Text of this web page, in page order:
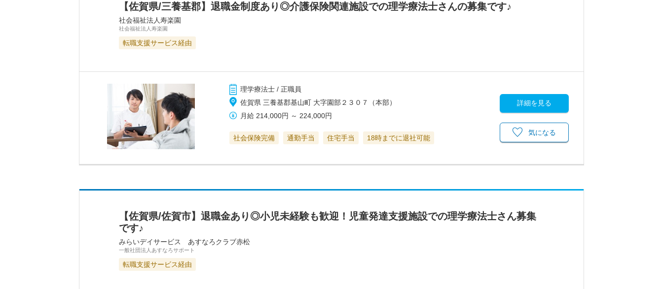
【佐賀県/三養基郡】退職金制度あり◎介護保険関連施設での理学療法士さんの募集です♪
社会福祉法人寿楽園
社会福祉法人寿楽園
転職支援サービス経由
理学療法士 / 正職員
佐賀県 三養基郡基山町 大字園部２３０７（本部）
月給 214,000円 ～ 224,000円
社会保険完備 通勤手当 住宅手当 18時までに退社可能
詳細を見る
気になる
【佐賀県/佐賀市】退職金あり◎小児未経験も歓迎！児童発達支援施設での理学療法士さん募集
です♪
みらいデイサービス あすなろクラブ赤松
一般社団法人あすなろサポート
転職支援サービス経由